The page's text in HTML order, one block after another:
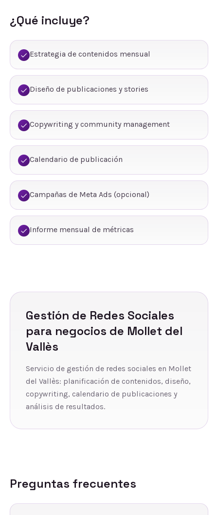
¿Qué incluye?
Estrategia de contenidos mensual
Diseño de publicaciones y stories
Copywriting y community management
Calendario de publicación
Campañas de Meta Ads (opcional)
Informe mensual de métricas
Gestión de Redes Sociales
para negocios de Mollet del
Vallès
Servicio de gestión de redes sociales en Mollet
del Vallès: planificación de contenidos, diseño,
copywriting, calendario de publicaciones y
análisis de resultados.
Preguntas frecuentes